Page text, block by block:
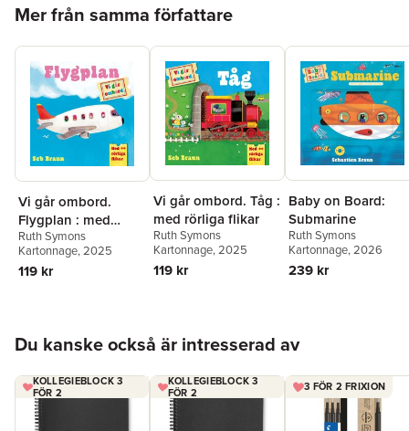
Mer från samma författare
Vi går ombord.
Flygplan : med
rörliga flikar
Ruth Symons
Kartonnage, 2025
119 kr
Vi går ombord. Tåg :
med rörliga flikar
Ruth Symons
Kartonnage, 2025
119 kr
Baby on Board:
Submarine
Ruth Symons
Kartonnage, 2026
239 kr
Du kanske också är intresserad av
KOLLEGIEBLOCK 3
FÖR 2
KOLLEGIEBLOCK 3
FÖR 2
3 FÖR 2 FRIXION